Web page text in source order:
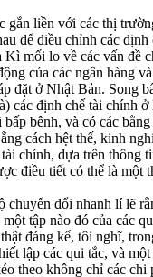
gắn liền với các thị
để điều chỉnh các
mối lo về các vấn đề
của các ngân hàng
đặt ở Nhật Bản. Song
các định chế tài chính
bênh, và có các
cách hệt thế, kinh
chính, dựa trên thông
điều tiết có thể là một
đổi nhanh lí lẽ
tập nào đó của các
đáng kể, tôi nghĩ,
lập các qui tắc, và
theo không chỉ các chi